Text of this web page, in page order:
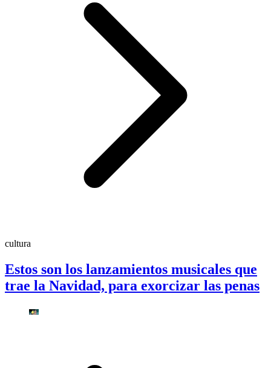
cultura
Estos son los lanzamientos musicales que
trae la Navidad, para exorcizar las penas